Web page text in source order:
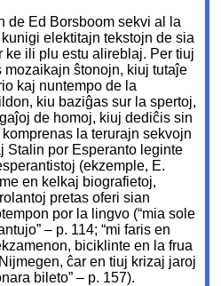
de Ed Borsboom sekvi al la
elektitajn tekstojn de sia
ke ili plu estu alireblaj. Per tiuj
ŝtonojn, kiuj tutaĵe
kaj nuntempo de la
kiu baziĝas sur la spertoj,
de homoj, kiuj dediĉis sin
la terurajn sekvojn
Stalin por Esperanto leginte
(ekzemple, E.
en kelkaj biografietoj,
pretas oferi sian
por la lingvo (“mia sole
– p. 114; “mi faris en
biciklinte en la frua
ĉar en tiuj krizaj jaroj
bileto” – p. 157).